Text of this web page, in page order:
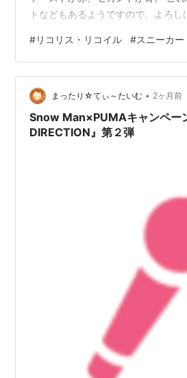
トなどもあるようですので、よろし
コ×PUMA】クールなコラボスニー
開始。千束＆たきなも描き下ろしス
ンでグッズ化 - 電撃オンライン 【
ス・リコイル】 PUMAから #リコリ
ーが受注販売で登場👟✨ 📅…
#リコリス・リコイル #スニーカー
まったり☆てぃ～たいむ • 2ヶ月前
Snow Man×PUMAキャンペー
DIRECTION』第２弾